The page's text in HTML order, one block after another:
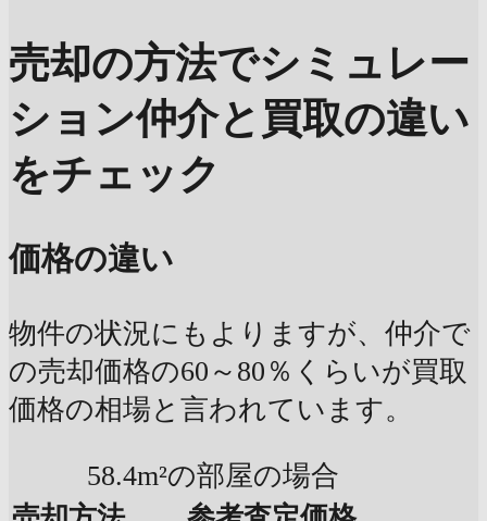
売却の方法でシミュレー
ション仲介と買取の違い
をチェック
価格の違い
物件の状況にもよりますが、仲介で
の売却価格の60～80％くらいが買取
価格の相場と言われています。
58.4m²の部屋の場合